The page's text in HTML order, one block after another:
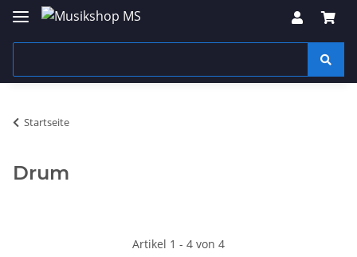
Startseite
Drum
Artikel 1 - 4 von 4